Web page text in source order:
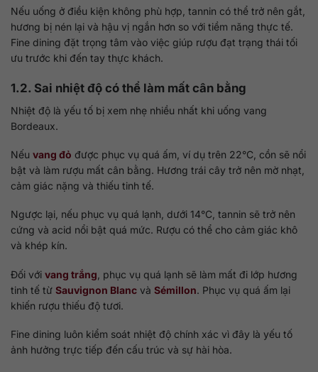
Nếu uống ở điều kiện không phù hợp, tannin có thể trở nên gắt,
hương bị nén lại và hậu vị ngắn hơn so với tiềm năng thực tế.
Fine dining đặt trọng tâm vào việc giúp rượu đạt trạng thái tối
ưu trước khi đến tay thực khách.
1.2. Sai nhiệt độ có thể làm mất cân bằng
Nhiệt độ là yếu tố bị xem nhẹ nhiều nhất khi uống vang
Bordeaux.
Nếu vang đỏ được phục vụ quá ấm, ví dụ trên 22°C, cồn sẽ nổi
bật và làm rượu mất cân bằng. Hương trái cây trở nên mờ nhạt,
cảm giác nặng và thiếu tinh tế.
Ngược lại, nếu phục vụ quá lạnh, dưới 14°C, tannin sẽ trở nên
cứng và acid nổi bật quá mức. Rượu có thể cho cảm giác khô
và khép kín.
Đối với vang trắng , phục vụ quá lạnh sẽ làm mất đi lớp hương
tinh tế từ Sauvignon Blanc và Sémillon. Phục vụ quá ấm lại
khiến rượu thiếu độ tươi.
Fine dining luôn kiểm soát nhiệt độ chính xác vì đây là yếu tố
ảnh hưởng trực tiếp đến cấu trúc và sự hài hòa.